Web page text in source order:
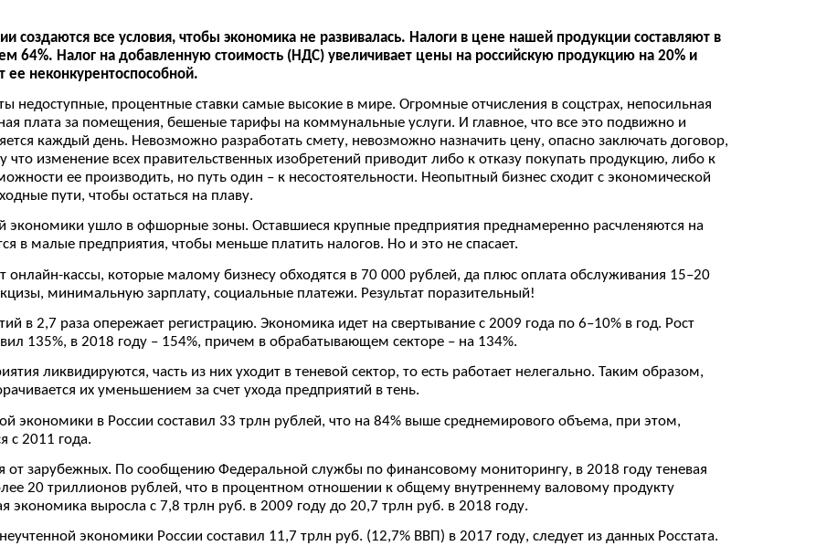
создаются все условия, чтобы экономика не развивалась. Налоги в цене нашей продукции составляют в
64%. Налог на добавленную стоимость (НДС) увеличивает цены на российскую продукцию на 20% и
ее неконкурентоспособной.
недоступные, процентные ставки самые высокие в мире. Огромные отчисления в соцстрах, непосильная
плата за помещения, бешеные тарифы на коммунальные услуги. И главное, что все это подвижно и
каждый день. Невозможно разработать смету, невозможно назначить цену, опасно заключать договор,
что изменение всех правительственных изобретений приводит либо к отказу покупать продукцию, либо к
ее производить, но путь один – к несостоятельности. Неопытный бизнес сходит с экономической
пути, чтобы остаться на плаву.
экономики ушло в офшорные зоны. Оставшиеся крупные предприятия преднамеренно расчленяются на
в малые предприятия, чтобы меньше платить налогов. Но и это не спасает.
онлайн-кассы, которые малому бизнесу обходятся в 70 000 рублей, да плюс оплата обслуживания 15–20
минимальную зарплату, социальные платежи. Результат поразительный!
в 2,7 раза опережает регистрацию. Экономика идет на свертывание с 2009 года по 6–10% в год. Рост
135%, в 2018 году – 154%, причем в обрабатывающем секторе – на 134%.
ликвидируются, часть из них уходит в теневой сектор, то есть работает нелегально. Таким образом,
их уменьшением за счет ухода предприятий в тень.
в России составил 33 трлн рублей, что на 84% выше среднемирового объема, при этом,
с 2011 года.
от зарубежных. По сообщению Федеральной службы по финансовому мониторингу, в 2018 году теневая
20 триллионов рублей, что в процентном отношении к общему внутреннему валовому продукту
экономика выросла с 7,8 трлн руб. в 2009 году до 20,7 трлн руб. в 2018 году.
экономики России составил 11,7 трлн руб. (12,7% ВВП) в 2017 году, следует из данных Росстата.